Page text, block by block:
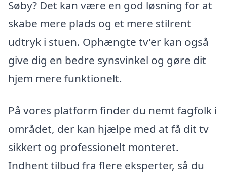
Søby? Det kan være en god løsning for at
skabe mere plads og et mere stilrent
udtryk i stuen. Ophængte tv’er kan også
give dig en bedre synsvinkel og gøre dit
hjem mere funktionelt.
På vores platform finder du nemt fagfolk i
området, der kan hjælpe med at få dit tv
sikkert og professionelt monteret.
Indhent tilbud fra flere eksperter, så du